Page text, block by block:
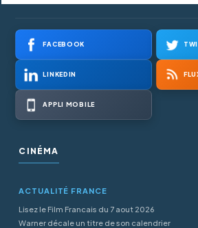
FACEBOOK
LINKEDIN
APPLI MOBILE
CINÉMA
ACTUALITÉ FRANCE
Lisez le Film Francais du 7 aout 2026
Warner décale un titre de son calendrier